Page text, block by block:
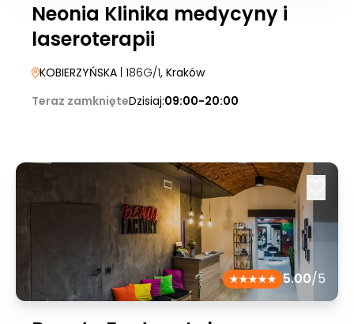
Neonia Klinika medycyny i
laseroterapii
KOBIERZYŃSKA | 186G/1, Kraków
Teraz zamknięteDzisiaj:09:00-20:00
5.00/5